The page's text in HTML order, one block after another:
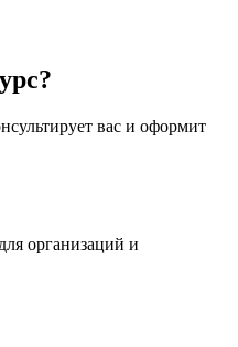
вас и оформит
организаций и